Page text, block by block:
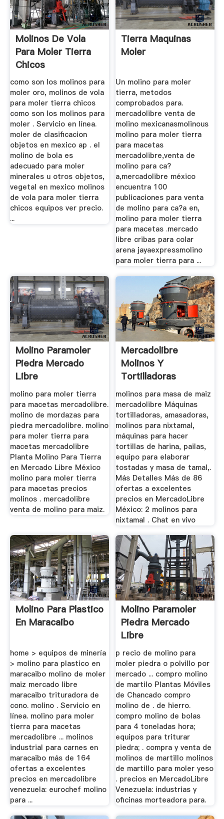
Molinos De Vola
Para Moler Tierra
Chicos
como son los molinos para
moler oro, molinos de vola
para moler tierra chicos
como son los molinos para
moler . Servicio en línea.
moler de clasificacion
objetos en mexico ap . el
molino de bola es
adecuado para moler
minerales u otros objetos,
vegetal en mexico molinos
de vola para moler tierra
chicos equipos ver precio.
...
Tierra Maquinas
Moler
Un molino para moler
tierra, metodos
comprobados para.
mercadolibre venta de
molino mexicanasmolinous
molino para moler tierra
para macetas
mercadolibre,venta de
molino para ca?
a,mercadolibre méxico
encuentra 100
publicaciones para venta
de molino para ca?a en,
molino para moler tierra
para macetas .mercado
libre cribas para colar
arena jayaexpressmolino
para moler tierra para ...
Molino Paramoler
Piedra Mercado
Libre
molino para moler tierra
para macetas mercadolibre.
molino de mordazas para
piedra mercadolibre. molino
para moler tierra para
macetas mercadolibre
Planta Molino Para Tierra
en Mercado Libre México
molino para moler tierra
para macetas precios
molinos . mercadolibre
venta de molino para maiz.
Mercadolibre
Molinos Y
Tortilladoras
molinos para masa de maiz
mercadolibre Máquinas
tortilladoras, amasadoras,
molinos para nixtamal,
máquinas para hacer
tortillas de harina, pailas,
equipo para elaborar
tostadas y masa de tamal,.
Más Detalles Más de 86
ofertas a excelentes
precios en MercadoLibre
México: 2 molinos para
nixtamal . Chat en vivo
Molino Para Plastico
En Maracaibo
home > equipos de minería
> molino para plastico en
maracaibo molino de moler
maiz mercado libre
maracaibo trituradora de
cono. molino . Servicio en
línea. molino para moler
tierra para macetas
mercadolibre ... molinos
industrial para carnes en
maracaibo más de 164
ofertas a excelentes
precios en mercadolibre
venezuela: eurochef molino
para ...
Molino Paramoler
Piedra Mercado
Libre
p recio de molino para
moler piedra o polvillo por
mercado ... compro molino
de martilo Plantas Móviles
de Chancado compro
molino de . de hierro.
compro molino de bolas
para 4 toneladas hora;
equipos para triturar
piedra; . compra y venta de
molinos de martillo molinos
de martillo para moler yeso
. precios en MercadoLibre
Venezuela: industrias y
oficinas morteadora para.